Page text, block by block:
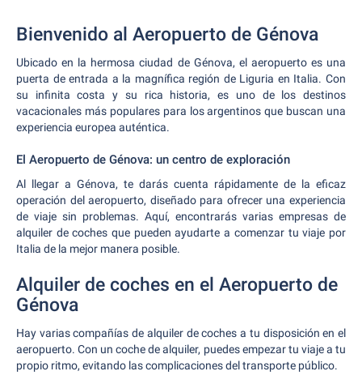
Bienvenido al Aeropuerto de Génova
Ubicado en la hermosa ciudad de Génova, el aeropuerto es una
puerta de entrada a la magnífica región de Liguria en Italia. Con
su infinita costa y su rica historia, es uno de los destinos
vacacionales más populares para los argentinos que buscan una
experiencia europea auténtica.
El Aeropuerto de Génova: un centro de exploración
Al llegar a Génova, te darás cuenta rápidamente de la eficaz
operación del aeropuerto, diseñado para ofrecer una experiencia
de viaje sin problemas. Aquí, encontrarás varias empresas de
alquiler de coches que pueden ayudarte a comenzar tu viaje por
Italia de la mejor manera posible.
Alquiler de coches en el Aeropuerto de
Génova
Hay varias compañías de alquiler de coches a tu disposición en el
aeropuerto. Con un coche de alquiler, puedes empezar tu viaje a tu
propio ritmo, evitando las complicaciones del transporte público.